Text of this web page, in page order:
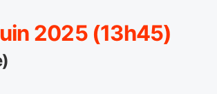
2025 (13h45)